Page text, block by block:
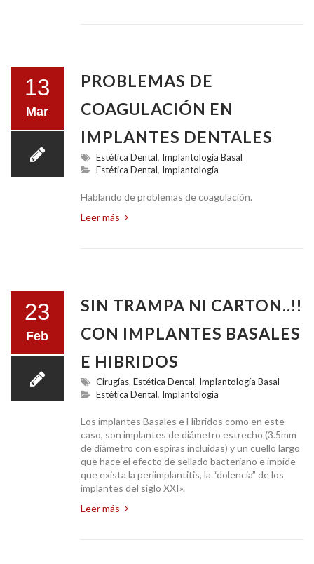
13
Mar
PROBLEMAS DE
COAGULACIÓN EN
IMPLANTES DENTALES
Estética Dental, Implantología Basal
Estética Dental, Implantología
Hablando de problemas de coagulación.
Leer más
23
Feb
SIN TRAMPA NI CARTON..!!
CON IMPLANTES BASALES
E HIBRIDOS
Cirugías, Estética Dental, Implantología Basal
Estética Dental, Implantología
Los implantes Basales e Híbridos como en este
caso, son implantes de diámetro estrecho (3.5mm
de diámetro con espiras incluidas) y un cuello largo
que hace el efecto de sellado bacteriano e impide
que exista la periimplantitis, la “dolencia” de los
implantes del siglo XXI».
Leer más